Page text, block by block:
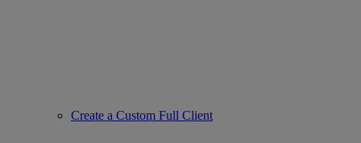
Create a Custom Full Client